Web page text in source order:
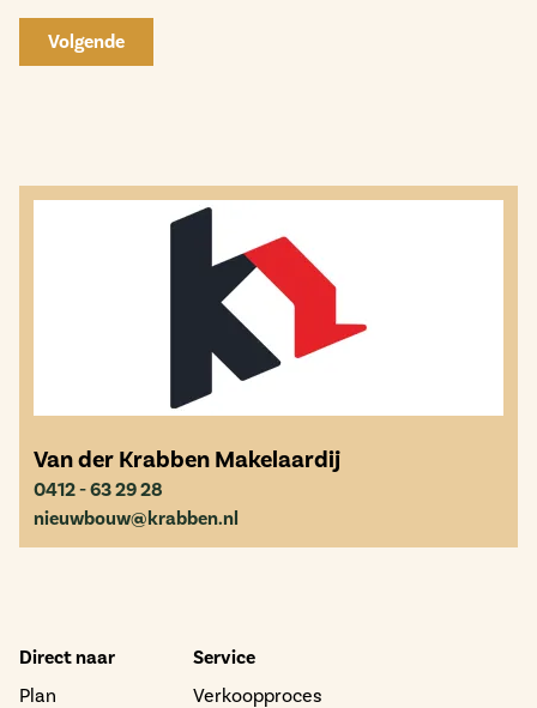
Volgende
Van der Krabben Makelaardij
0412 - 63 29 28
nieuwbouw@krabben.nl
Direct naar
Plan
Service
Verkoopproces